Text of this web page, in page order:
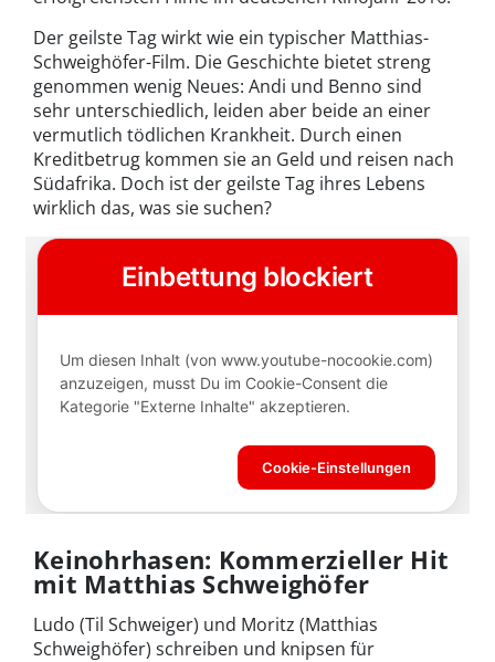
Der geilste Tag wirkt wie ein typischer Matthias-
Schweighöfer-Film. Die Geschichte bietet streng
genommen wenig Neues: Andi und Benno sind
sehr unterschiedlich, leiden aber beide an einer
vermutlich tödlichen Krankheit. Durch einen
Kreditbetrug kommen sie an Geld und reisen nach
Südafrika. Doch ist der geilste Tag ihres Lebens
wirklich das, was sie suchen?
Keinohrhasen: Kommerzieller Hit
mit Matthias Schweighöfer
Ludo (Til Schweiger) und Moritz (Matthias
Schweighöfer) schreiben und knipsen für